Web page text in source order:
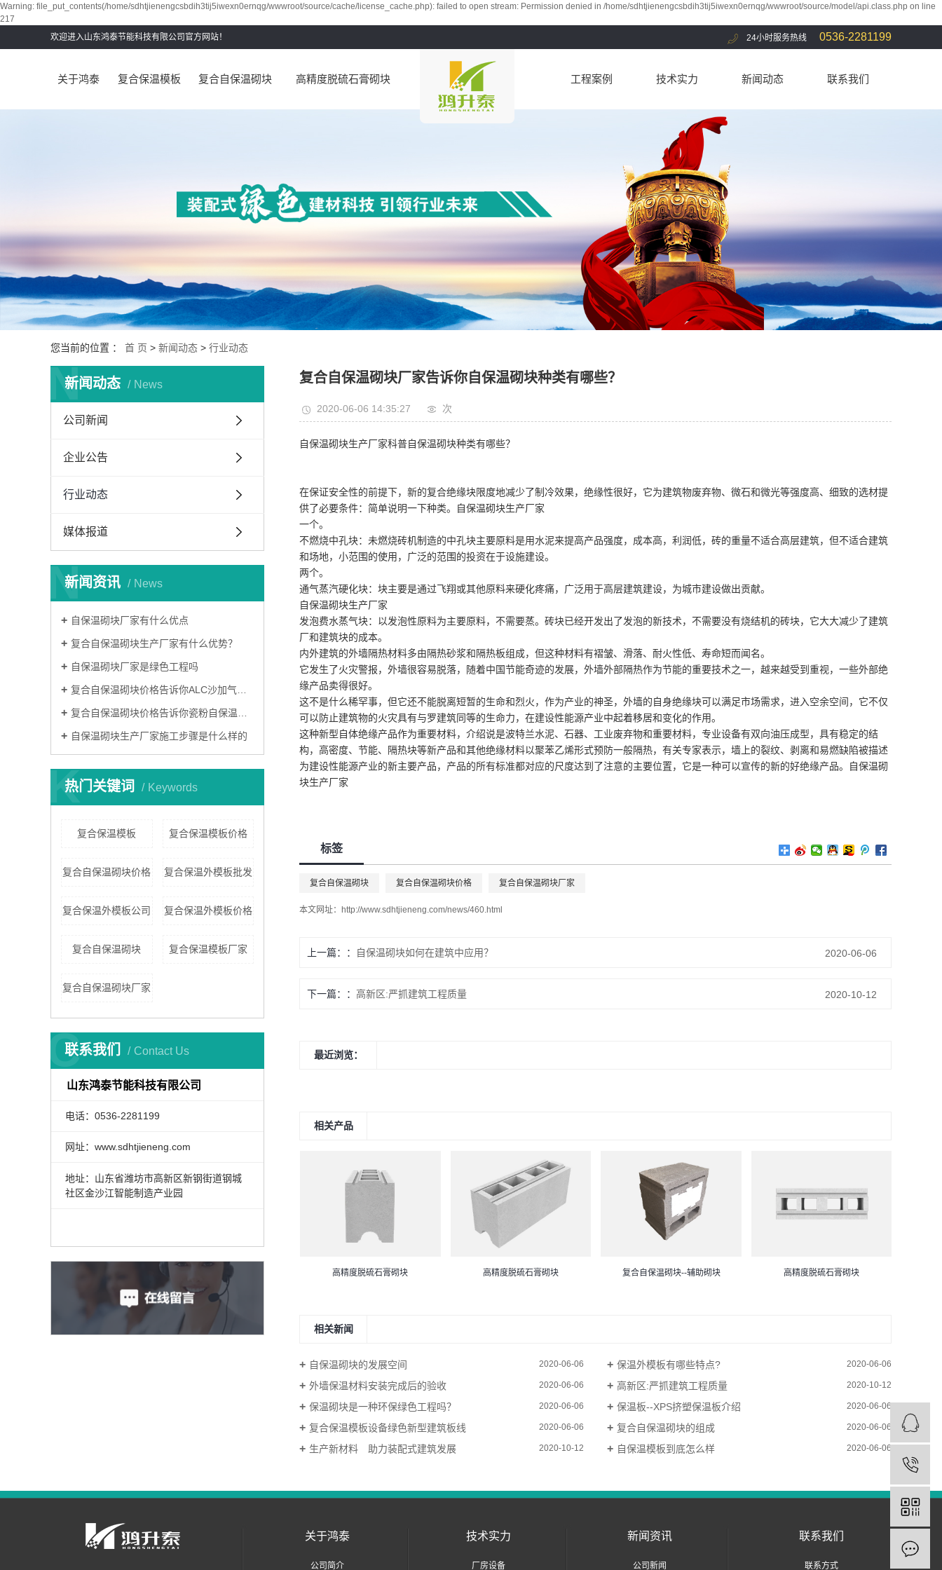
Warning: file_put_contents(/home/sdhtjienengcsbdih3tij5iwexn0ernqg/wwwroot/source/cache/license_cache.php): failed to open stream: Permission denied in /home/sdhtjienengcsbdih3tij5iwexn0ernqg/wwwroot/source/model/api.class.php on line
217
欢迎进入山东鸿泰节能科技有限公司官方网站！
​24小时服务热线 0536-2281199
关于鸿泰 复合保温模板 复合自保温砌块 高精度脱硫石膏砌块 工程案例 技术实力
厂房设备
检测报告
新闻动态 联系我们
您当前的位置 ： 首 页 > 新闻动态 > 行业动态
新闻动态 News
N
公司新闻
企业公告
行业动态
媒体报道
新闻资讯 News
N
自保温砌块厂家有什么优点
复合自保温砌块生产厂家有什么优势？
自保温砌块厂家是绿色工程吗
复合自保温砌块价格告诉你ALC沙加气墙板为什么受欢迎
复合自保温砌块价格告诉你瓷粉自保温砌块安装流程是什么
自保温砌块生产厂家施工步骤是什么样的
热门关键词 Keywords
K
复合保温模板 复合保温模板价格
复合自保温砌块价格 复合保温外模板批发
复合保温外模板公司 复合保温外模板价格
复合自保温砌块 复合保温模板厂家
复合自保温砌块厂家
联系我们 Contact Us
C
山东鸿泰节能科技有限公司
电话：0536-2281199
网址：www.sdhtjieneng.com
地址：山东省潍坊市高新区新钢街道钢城
社区金沙江智能制造产业园
复合自保温砌块厂家告诉你自保温砌块种类有哪些？
2020-06-06 14:35:27 次
自保温砌块生产厂家科普自保温砌块种类有哪些？
在保证安全性的前提下，新的复合绝缘块限度地减少了制冷效果，绝缘性很好，它为建筑物废弃物、微石和微光等强度高、细致的选材提
供了必要条件：简单说明一下种类。自保温砌块生产厂家
一个。
不燃烧中孔块：未燃烧砖机制造的中孔块主要原料是用水泥来提高产品强度，成本高，利润低，砖的重量不适合高层建筑，但不适合建筑
和场地，小范围的使用，广泛的范围的投资在于设施建设。
两个。
通气蒸汽硬化块：块主要是通过飞翔或其他原料来硬化疼痛，广泛用于高层建筑建设，为城市建设做出贡献。
自保温砌块生产厂家
发泡费水蒸气块：以发泡性原料为主要原料，不需要蒸。砖块已经开发出了发泡的新技术，不需要没有烧结机的砖块，它大大减少了建筑
厂和建筑块的成本。
内外建筑的外墙隔热材料多由隔热砂浆和隔热板组成，但这种材料有褶皱、滑落、耐火性低、寿命短而闻名。
它发生了火灾警报，外墙很容易脱落，随着中国节能奇迹的发展，外墙外部隔热作为节能的重要技术之一，越来越受到重视，一些外部绝
缘产品卖得很好。
这不是什么稀罕事，但它还不能脱离短暂的生命和烈火，作为产业的神圣，外墙的自身绝缘块可以满足市场需求，进入空余空间，它不仅
可以防止建筑物的火灾具有与罗建筑同等的生命力，在建设性能源产业中起着移居和变化的作用。
这种新型自体绝缘产品作为重要材料，介绍说是波特兰水泥、石器、工业废弃物和重要材料，专业设备有双向油压成型，具有稳定的结
构，高密度、节能、隔热块等新产品和其他绝缘材料以聚苯乙烯形式预防一般隔热，有关专家表示，墙上的裂纹、剥离和易燃缺陷被描述
为建设性能源产业的新主要产品，产品的所有标准都对应的尺度达到了注意的主要位置，它是一种可以宣传的新的好绝缘产品。自保温砌
块生产厂家
标签
复合自保温砌块 复合自保温砌块价格 复合自保温砌块厂家
本文网址： http://www.sdhtjieneng.com/news/460.html
上一篇： 自保温砌块如何在建筑中应用？ 2020-06-06
下一篇： 高新区:严抓建筑工程质量 2020-10-12
最近浏览：
相关产品
复合自保温砌块--标准砌块 高精度脱硫石膏砌块 高精度脱硫石膏砌块 复合自保温砌块--辅助砌块 高精度脱硫石膏砌块
相关新闻
自保温砌块的发展空间 2020-06-06 保温外模板有哪些特点? 2020-06-06
外墙保温材料安装完成后的验收 2020-06-06 高新区:严抓建筑工程质量 2020-10-12
保温砌块是一种环保绿色工程吗？ 2020-06-06 保温板--XPS挤塑保温板介绍 2020-06-06
复合保温模板设备绿色新型建筑板线 2020-06-06 复合自保温砌块的组成 2020-06-06
生产新材料 助力装配式建筑发展 2020-10-12 自保温模板到底怎么样 2020-06-06
关于鸿泰
公司简介
技术实力
厂房设备
新闻资讯
公司新闻
联系我们
联系方式